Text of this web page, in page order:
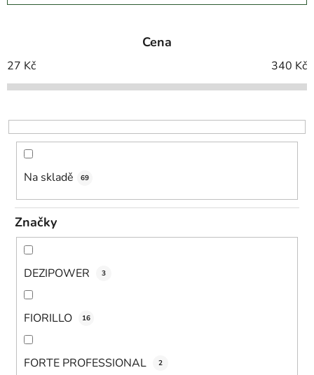
z
í
p
o
d
ů
Cena
27 Kč 340 Kč
Na skladě 69
Značky
DEZIPOWER 3
FIORILLO 16
FORTE PROFESSIONAL 2